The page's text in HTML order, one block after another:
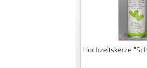
Hochzeitskerze "schlicht" Vintage Mit